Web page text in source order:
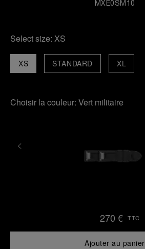
MXE0SM10
Select size: XS
XS STANDARD XL
Choisir la couleur: Vert militaire
270 € TTC
Ajouter au panier